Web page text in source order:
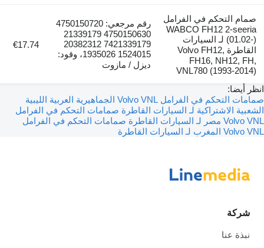
صمام التحكم في الفرامل
WABCO FH12 2-seeria
(01.02-) لـ السيارات
القاطرة Volvo FH12,
FH16, NH12, FH,
VNL780 (1993-2014)
رقم مرجعي: 4750150720
4750150630 21339179
7421339179 20382312
1524015 1935026، وقود:
ديزل / مازوت
€17.74
انظر أيضا:
صمامات التحكم في الفرامل Volvo VNL الجماهيرية العربية الليبية
الشعبية الاشتراكية لـ السيارات القاطرة صمامات التحكم في الفرامل
Volvo VNL مصر لـ السيارات القاطرة
صمامات التحكم في الفرامل
Volvo VNL المغرب لـ السيارات القاطرة
شركة
نبذة عنا